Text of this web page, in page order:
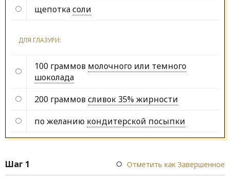
щепоткасоли
ДЛЯ ГЛАЗУРИ:
100 граммов молочного или темного
шоколада
200 граммовсливок 35% жирности
по желанию кондитерской посыпки
Шаг 1 Отметить как Завершенное